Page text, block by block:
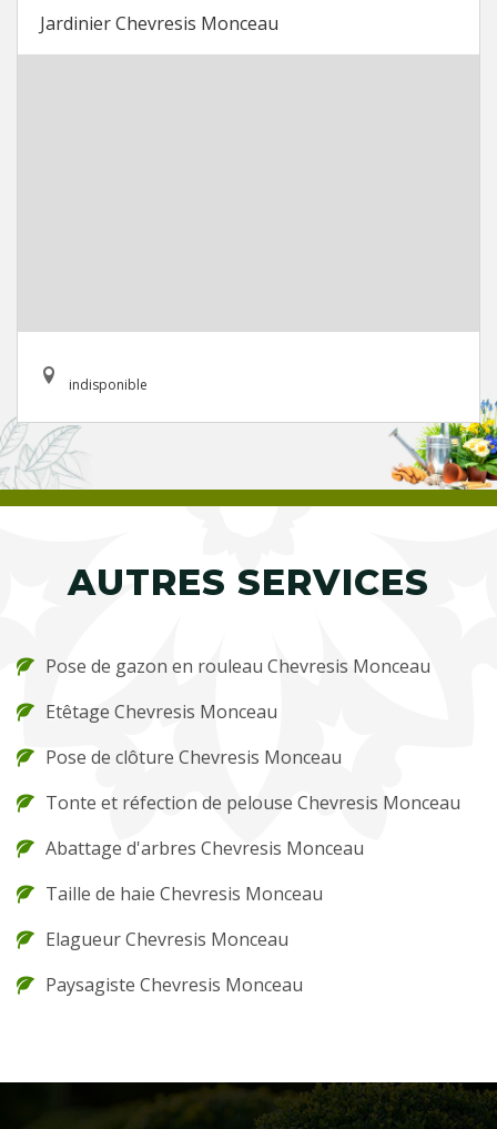
Jardinier Chevresis Monceau
indisponible
AUTRES SERVICES
Pose de gazon en rouleau Chevresis Monceau
Etêtage Chevresis Monceau
Pose de clôture Chevresis Monceau
Tonte et réfection de pelouse Chevresis Monceau
Abattage d'arbres Chevresis Monceau
Taille de haie Chevresis Monceau
Elagueur Chevresis Monceau
Paysagiste Chevresis Monceau